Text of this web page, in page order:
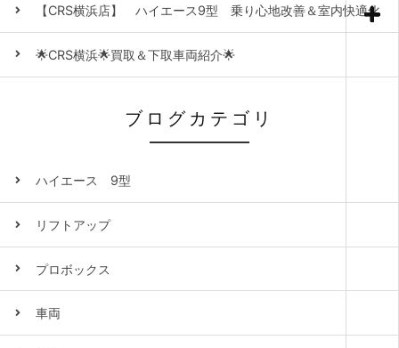
【CRS横浜店】 ハイエース9型 乗り心地改善＆室内快適化
🌟CRS横浜🌟買取＆下取車両紹介🌟
ブログカテゴリ
ハイエース 9型
リフトアップ
プロボックス
車両